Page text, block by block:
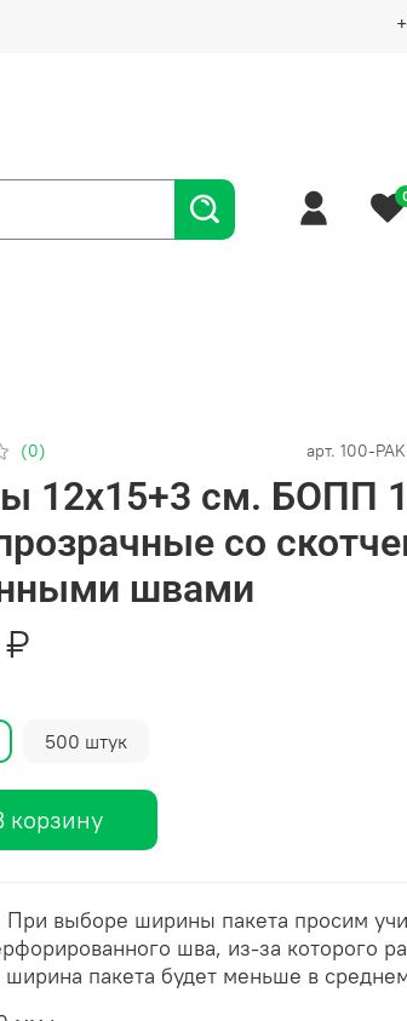
(0) арт. 100-
12х15+3 см. БОПП
со
швами
₽
500 штук
корзину
выборе ширины пакета просим
шва, из-за которого
ширина пакета будет меньше в